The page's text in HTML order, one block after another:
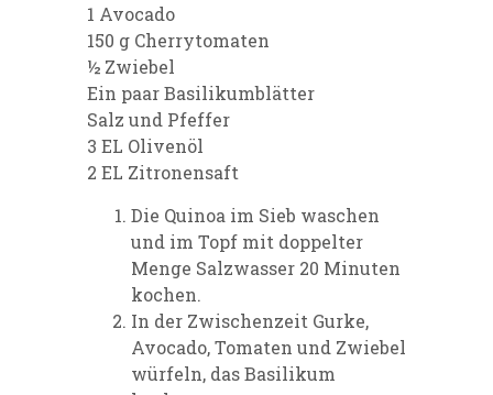
1 Avocado
150 g Cherrytomaten
½ Zwiebel
Ein paar Basilikumblätter
Salz und Pfeffer
3 EL Olivenöl
2 EL Zitronensaft
Die Quinoa im Sieb waschen
und im Topf mit doppelter
Menge Salzwasser 20 Minuten
kochen.
In der Zwischenzeit Gurke,
Avocado, Tomaten und Zwiebel
würfeln, das Basilikum